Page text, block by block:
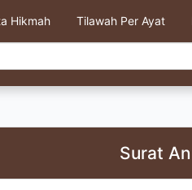
Hikmah Tilawah Per Ayat
Surat